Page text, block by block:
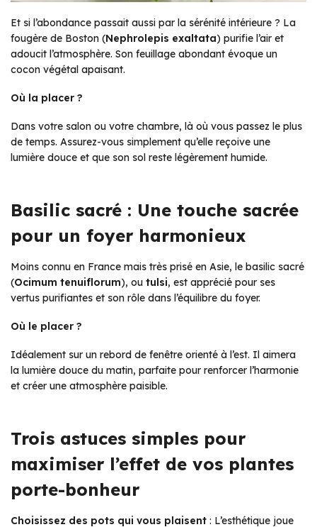
Et si l’abondance passait aussi par la sérénité intérieure ? La
fougère de Boston (Nephrolepis exaltata) purifie l’air et
adoucit l’atmosphère. Son feuillage abondant évoque un
cocon végétal apaisant.
Où la placer ?
Dans votre salon ou votre chambre, là où vous passez le plus
de temps. Assurez-vous simplement qu’elle reçoive une
lumière douce et que son sol reste légèrement humide.
Basilic sacré : Une touche sacrée
pour un foyer harmonieux
Moins connu en France mais très prisé en Asie, le basilic sacré
(Ocimum tenuiflorum), ou tulsi, est apprécié pour ses
vertus purifiantes et son rôle dans l’équilibre du foyer.
Où le placer ?
Idéalement sur un rebord de fenêtre orienté à l’est. Il aimera
la lumière douce du matin, parfaite pour renforcer l’harmonie
et créer une atmosphère paisible.
Trois astuces simples pour
maximiser l’effet de vos plantes
porte-bonheur
Choisissez des pots qui vous plaisent : L’esthétique joue